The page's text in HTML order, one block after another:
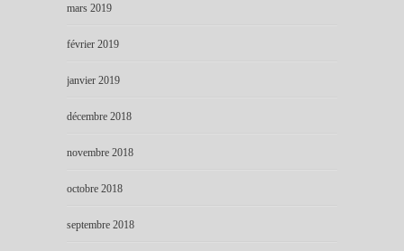
mars 2019
février 2019
janvier 2019
décembre 2018
novembre 2018
octobre 2018
septembre 2018